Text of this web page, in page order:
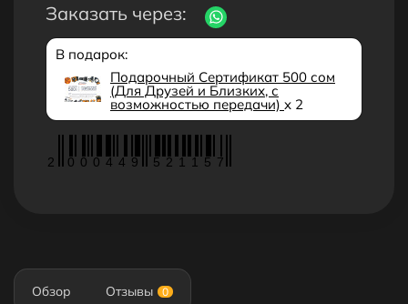
Заказать через:
В подарок:
Подарочный Сертификат 500 сом
(Для Друзей и Близких, с
возможностью передачи) x 2
2 0 0 0 4 4 9 5 2 1 1 5 7
Обзор Отзывы 0